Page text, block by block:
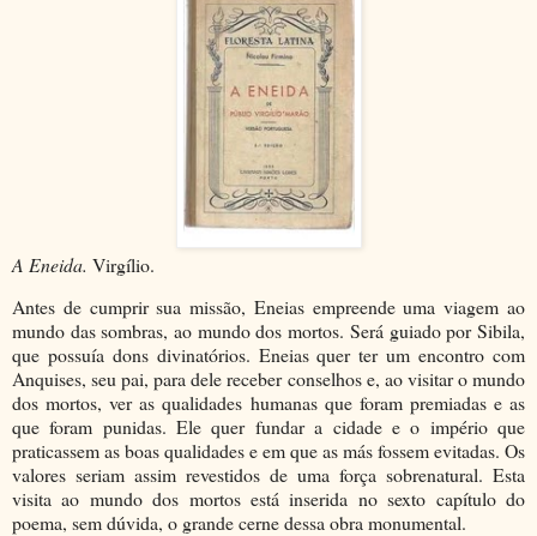
A Eneida. Virgílio.
Antes de cumprir sua missão, Eneias empreende uma viagem ao
mundo das sombras, ao mundo dos mortos. Será guiado por Sibila,
que possuía dons divinatórios. Eneias quer ter um encontro com
Anquises, seu pai, para dele receber conselhos e, ao visitar o mundo
dos mortos, ver as qualidades humanas que foram premiadas e as
que foram punidas. Ele quer fundar a cidade e o império que
praticassem as boas qualidades e em que as más fossem evitadas. Os
valores seriam assim revestidos de uma força sobrenatural. Esta
visita ao mundo dos mortos está inserida no sexto capítulo do
poema, sem dúvida, o grande cerne dessa obra monumental.